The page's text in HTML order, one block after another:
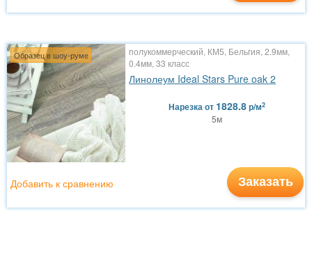
Образец в шоу-руме
полукоммерческий, КМ5, Бельгия, 2.9мм,
0.4мм, 33 класс
Линолеум Ideal Stars Pure oak 2
Нарезкаот 1828.8р/м2
5м
Заказать
Добавить к сравнению